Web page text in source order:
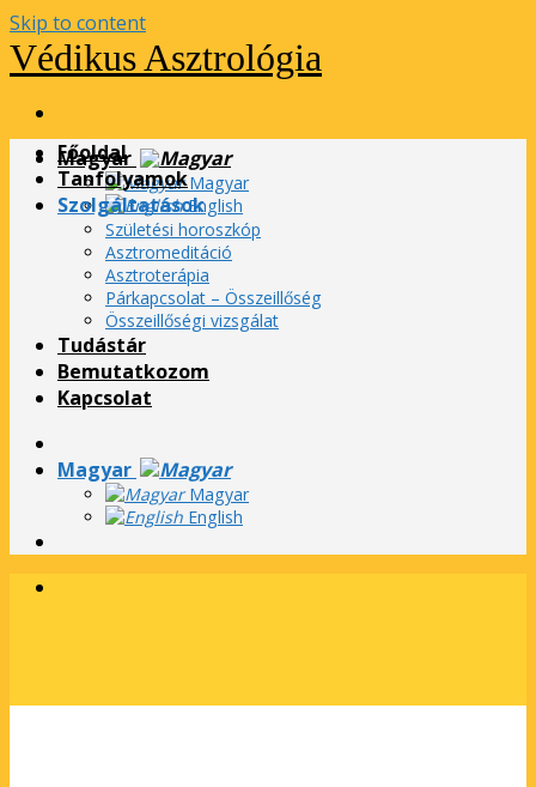
Skip to content
Védikus Asztrológia
Magyar
Magyar
English
Főoldal
Tanfolyamok
Szolgáltatások
Születési horoszkóp
Asztromeditáció
Asztroterápia
Párkapcsolat – Összeillőség
Összeillőségi vizsgálat
Tudástár
Bemutatkozom
Kapcsolat
Magyar
Magyar
English